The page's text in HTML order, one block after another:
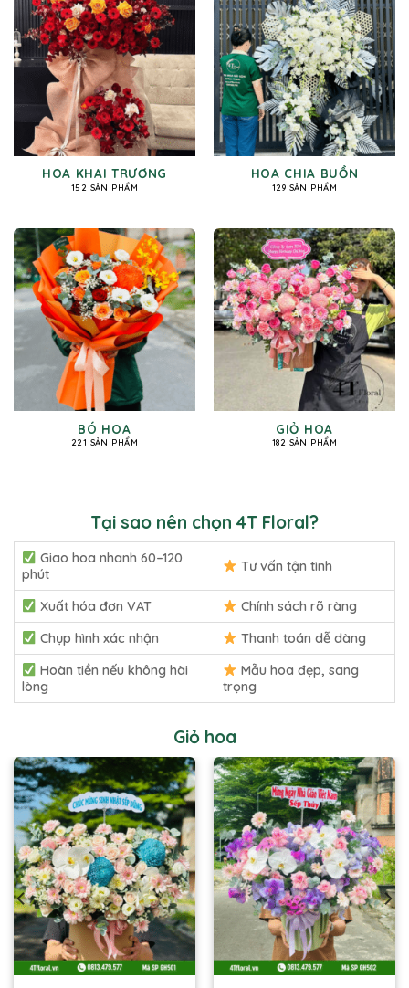
HOA KHAI TRƯƠNG
152 SẢN PHẨM
HOA CHIA BUỒN
129 SẢN PHẨM
BÓ HOA
221 SẢN PHẨM
GIỎ HOA
182 SẢN PHẨM
Tại sao nên chọn 4T Floral?
Giao hoa nhanh 60–120
phút
Tư vấn tận tình
Xuất hóa đơn VAT
Chính sách rõ ràng
Chụp hình xác nhận
Thanh toán dễ dàng
Hoàn tiền nếu không hài
lòng
Mẫu hoa đẹp, sang
trọng
Giỏ hoa